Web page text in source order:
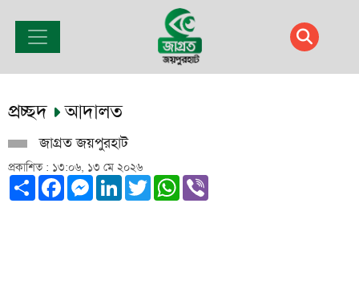
প্রচ্ছদ আদালত
জাগ্রত জয়পুরহাট
প্রকাশিত : ১৩:০৬, ১৩ মে ২০২৬
ShareFacebook
Messenger
LinkedIn
TwitterWhatsApp